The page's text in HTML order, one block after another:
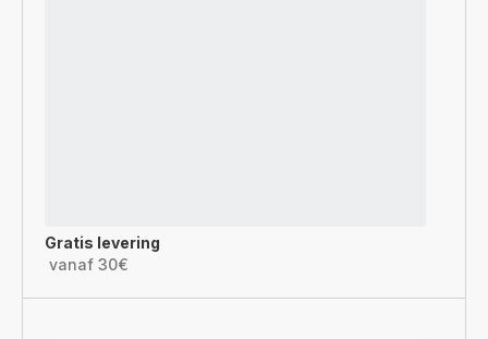
Gratis levering
vanaf 30€